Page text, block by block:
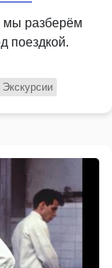
мы разберём
поездкой.
Экскурсии